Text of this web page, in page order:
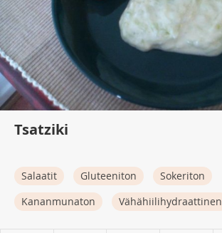
Tsatziki
Salaatit Gluteeniton
Sokeriton
Kananmunaton
Vähähiilihydraattinen